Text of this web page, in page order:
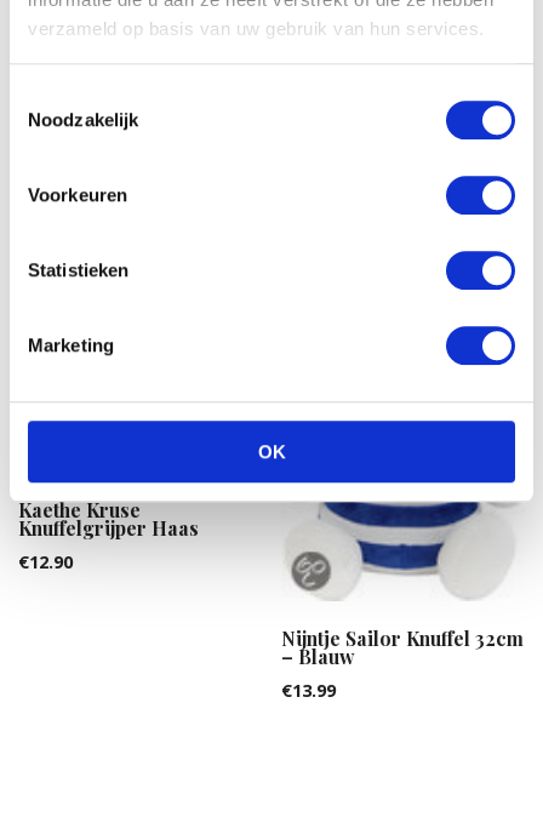
verzameld op basis van uw gebruik van hun services.
Noodzakelijk
Voorkeuren
Statistieken
Marketing
OK
Pebble knuffel – Eenhoorn
Hasbro Feed me babies
fur real: sippy pup
Kaethe Kruse
Knuffelgrijper Haas
€12.90
Nijntje Sailor Knuffel 32cm
– Blauw
€13.99